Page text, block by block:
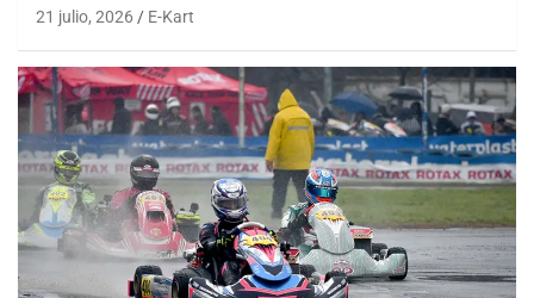
21 julio, 2026 E-Kart